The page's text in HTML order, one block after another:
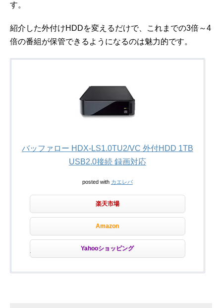
す。
紹介した外付けHDDを変えるだけで、これまでの3倍～4
倍の番組が保管できるようになるのは魅力的です。
バッファロー HDX-LS1.0TU2/VC 外付HDD 1TB
USB2.0接続 録画対応
posted with カエレバ
楽天市場
Amazon
Yahooショッピング